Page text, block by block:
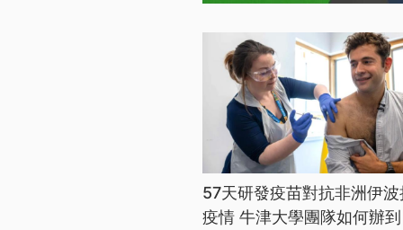
57天研發疫苗對抗非洲伊
疫情 牛津大學團隊如何辦